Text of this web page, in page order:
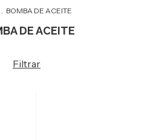
. BOMBA DE ACEITE
DE ACEITE
Filtrar